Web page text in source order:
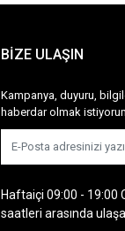
BİZE ULAŞIN
Kampanya, duyuru,
haberdar olmak
Haftaiçi 09:00 - 19:00
saatleri arasında